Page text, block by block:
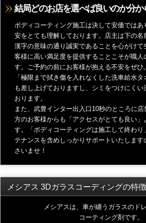
結局どのお店を選べば良いのか分
ボディコーティング施工は決して安価では
安をとても理解しております。店主は下の名
漢字の意味の通り誠実であることを心がけて
客様に高い満足度を提供することこそが職人
す。ご予約の前にお客様が抱える不安をぜひ
「極限まで拭き傷を入れなくした洗車給水
も差し上げておりますし、シミをつけにく
おります。
また、武豊インター出入口10秒のところに
方のお客様からも「アクセスがとても良い」
す。「ボディコーティングは施工して終わり
テナンスを含めしっかりサポートいたしま
さいませ！
メシアス 3Dガラスコーディングの特
メシアスは、車が纏うガラスのド
コーティング剤です。